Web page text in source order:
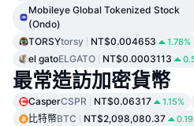
Mobileye Global Tokenized Stock
(Ondo)
TORSYtorsy NT$0.004653 1.78%
el gatoELGATO NT$0.0003113
最常造訪加密貨幣
CasperCSPR NT$0.06317 1.15%
比特幣BTC NT$2,098,080.37